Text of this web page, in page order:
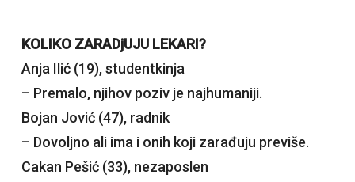
KOLIKO ZARADjUJU LEKARI?
Anja Ilić (19), studentkinja
– Premalo, njihov poziv je najhumaniji.
Bojan Jović (47), radnik
– Dovoljno ali ima i onih koji zarađuju previše.
Cakan Pešić (33), nezaposlen